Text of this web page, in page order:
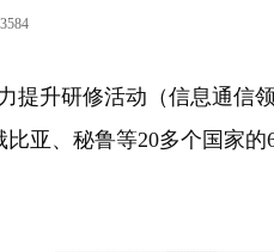
3584
升研修活动（信息通信
亚、秘鲁等20多个国家的